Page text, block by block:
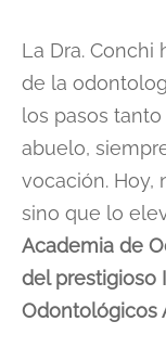
La Dra.
de la
los pasos
abuelo,
vocación. Hoy,
sino que lo
Academia de
del prestigioso
Odontológicos